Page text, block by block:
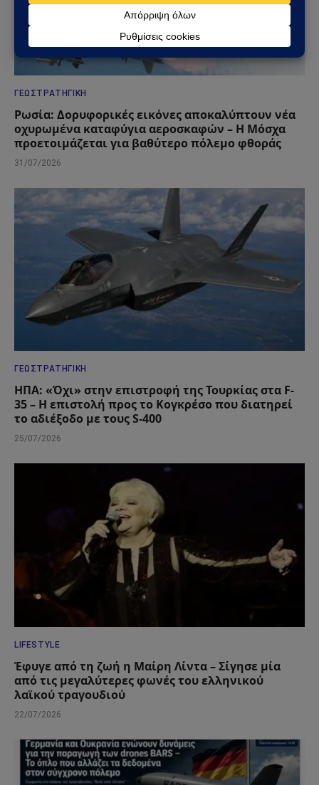
ΓΕΩΣΤΡΑΤΗΓΙΚΉ
Ρωσία: Δορυφορικές εικόνες αποκαλύπτουν νέα
οχυρωμένα καταφύγια αεροσκαφών – Η Μόσχα
προετοιμάζεται για βαθύτερο πόλεμο φθοράς
31/07/2026
ΓΕΩΣΤΡΑΤΗΓΙΚΉ
ΗΠΑ: «Όχι» στην επιστροφή της Τουρκίας στα F-
35 – Η επιστολή προς το Κογκρέσο που διατηρεί
το αδιέξοδο με τους S-400
25/07/2026
LIFESTYLE
Έφυγε από τη ζωή η Μαίρη Λίντα – Σίγησε μία
από τις μεγαλύτερες φωνές του ελληνικού
λαϊκού τραγουδιού
22/07/2026